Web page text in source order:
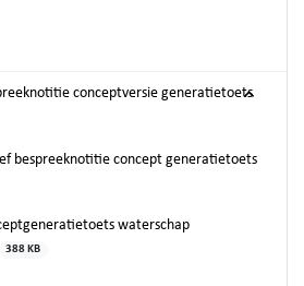
conceptversie generatietoets
bespreeknotitie concept generatietoets
waterschap
388 KB